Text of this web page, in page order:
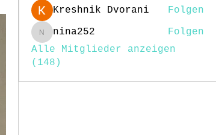
Kreshnik Dvorani
Folgen
nina252
nina252
Folgen
Alle Mitglieder anzeigen
(148)